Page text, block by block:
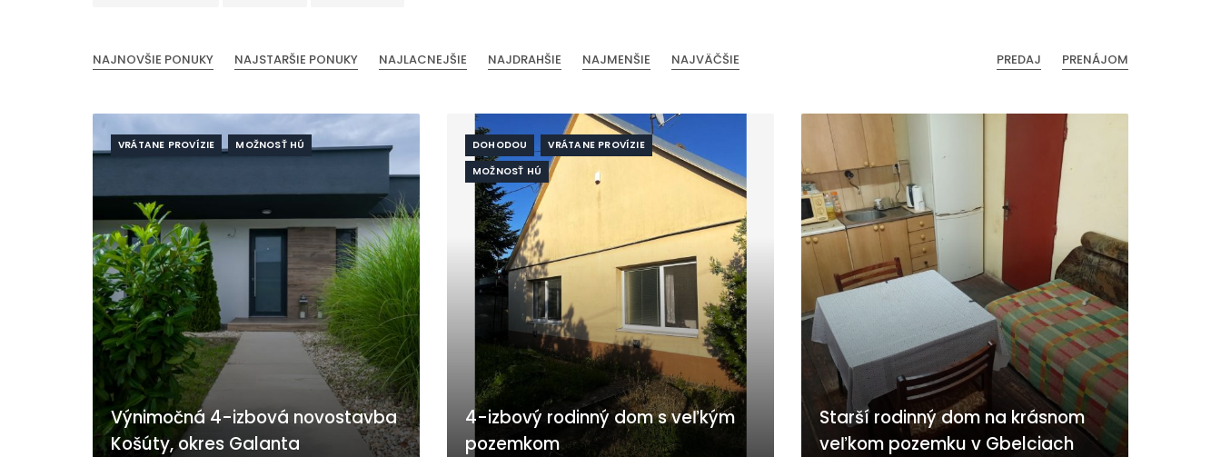
NAJNOVŠIE PONUKY NAJSTARŠIE PONUKY NAJLACNEJŠIE NAJDRAHŠIE NAJMENŠIE NAJVÄČŠIE PREDAJ PRENÁJOM
VRÁTANE PROVÍZIE MOŽNOSŤ HÚ
Výnimočná 4-izbová novostavba
Košúty, okres Galanta
DOHODOU
VRÁTANE PROVÍZIE
MOŽNOSŤ HÚ
4-izbový rodinný dom s veľkým
pozemkom
Starší rodinný dom na krásnom
veľkom pozemku v Gbelciach